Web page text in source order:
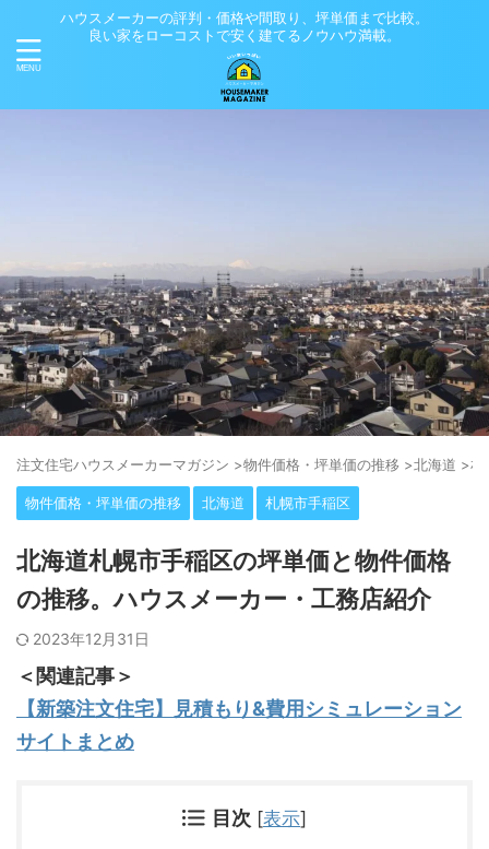
ハウスメーカーの評判・価格や間取り、坪単価まで比較。
良い家をローコストで安く建てるノウハウ満載。
注⽂住宅ハウスメーカーマガジン >物件価格・坪単価の推移 >北海道 >札
物件価格・坪単価の推移 北海道 札幌市手稲区
北海道札幌市手稲区の坪単価と物件価格
の推移。ハウスメーカー・工務店紹介
2023年12月31日
＜関連記事＞
【新築注文住宅】見積もり&費用シミュレーション
サイトまとめ
目次 [表示]